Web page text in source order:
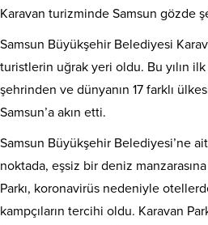
Karavan turizminde Samsun gözde
Samsun Büyükşehir Belediyesi
turistlerin uğrak yeri oldu. Bu yılın
şehrinden ve dünyanın 17 farklı
Samsun’a akın etti.
Samsun Büyükşehir Belediyesi’ne
noktada, eşsiz bir deniz
Parkı, koronavirüs nedeniyle
kampçıların tercihi oldu. Karavan